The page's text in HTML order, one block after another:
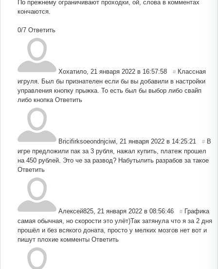
По прежнему ограничивают проходки, ой, слова в комментах
кончаются.
0/7 Ответить
Хохатило 21 января 2022 в 16:57:58 # Классная
игруля. Был бы признателен если бы вы добавили в настройки
управления кнопку прыжка. То есть был бы выбор либо свайп
либо кнопка Ответить
Bricifirksoeondnjciwi 21 января 2022 в 14:25:21 # В
игре предложили пак за 3 рубля, нажал купить, платеж прошел
на 450 рублей. Это че за развод? Набутылить разрабов за такое
Ответить
Алексей825 21 января 2022 в 08:56:46 # Графика
самая обычная, но скорости это улёт)Так затянула что я за 2 дня
прошёл и без всякого доната, просто у мелких мозгов нет вот и
пишут плохие комменты Ответить